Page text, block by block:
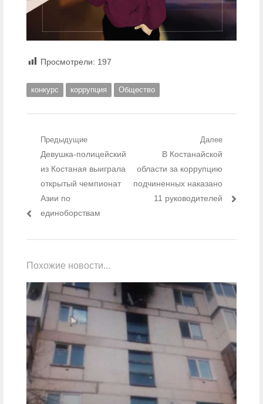
Просмотрели: 197
конкурс коррупция Общество
Навигация по записям
Предыдущие
Предыдущий пост:
Девушка-полицейский
из Костаная выиграла
открытый чемпионат
Азии по
единоборствам
Далее
Следующий пост:
В Костанайской
области за коррупцию
подчиненных наказано
11 руководителей
Похожие новости...